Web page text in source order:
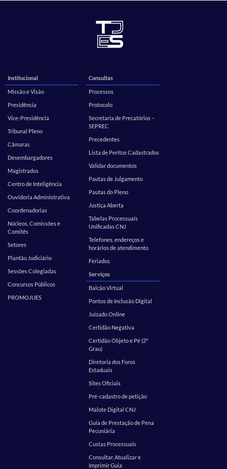
Institucional
Missão e Visão
Presidência
Vice-Presidência
Tribunal Pleno
Câmaras
Desembargadores
Magistrados
Centro de Inteligência
Ouvidoria Administrativa
Coordenadorias
Núcleos, Comissões e
Comitês
Setores
Plantão Judiciário
Sessões Colegiadas
Concursos Públicos
PROMOJUES
Consultas
Processos
Protocolo
Secretaria de Precatórios –
SEPREC
Precedentes
Lista de Peritos Cadastrados
Validar documentos
Pautas de Julgamento
Pautas do Pleno
Justiça Aberta
Tabelas Processuais
Unificadas CNJ
Telefones, endereços e
horários de atendimento
Feriados
Serviços
Balcão Virtual
Pontos de Inclusão Digital
Juizado Online
Certidão Negativa
Certidão Objeto e Pé (2º
Grau)
Diretoria dos Foros
Estaduais
Sites Oficiais
Pré-cadastro de petição
Malote Digital CNJ
Guia de Prestação de Pena
Pecuniária
Custas Processuais
Consultar, Atualizar e
Imprimir Guia